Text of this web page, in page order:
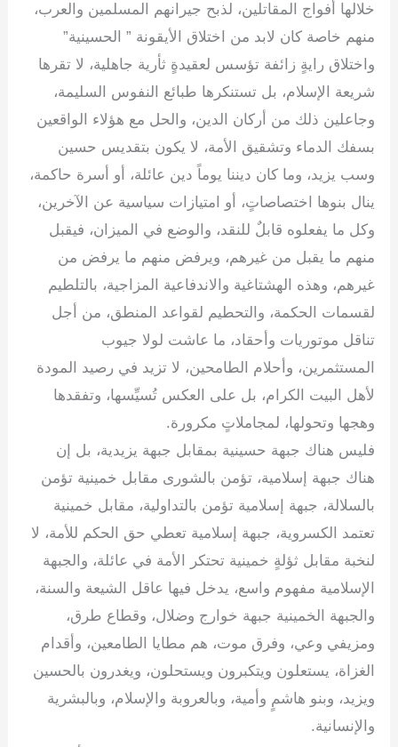
خلالها أفواج المقاتلين، لذبح جيرانهم المسلمين والعرب،
منهم خاصة كان لابد من اختلاق الأيقونة ” الحسينية”
واختلاق رايةٍ زائفة تؤسس لعقيدةٍ ثأرية جاهلية، لا تقرها
شريعة الإسلام، بل تستنكرها طبائع النفوس السليمة،
وجاعلين ذلك من أركان الدين، والحل مع هؤلاء الواقعين
بسفك الدماء وتشقيق الأمة، لا يكون بتقديس حسين
وسب يزيد، وما كان ديننا يوماً دين عائلة، أو أسرة حاكمة،
ينال بنوها اختصاصاتٍ، أو امتيازات سياسية عن الآخرين،
وكل ما يفعلوه قابلٌ للنقد، والوضع في الميزان، فيقبل
منهم ما يقبل من غيرهم، ويرفض منهم ما يرفض من
غيرهم، وهذه الهشتاغية والاندفاعية المزاجية، بالتلطيم
لقسمات الحكمة، والتحطيم لقواعد المنطق، من أجل
تناقل موتوريات وأحقاد، ما عاشت لولا جيوب
المستثمرين، وأحلام الطامحين، لا تزيد في رصيد المودة
لأهل البيت الكرام، بل على العكس تُسيِّسها، وتفقدها
وهجها وتحولها، لمجاملاتٍ مكرورة.
فليس هناك جبهة حسينية بمقابل جبهة يزيدية، بل إن
هناك جبهة إسلامية، تؤمن بالشورى مقابل خمينية تؤمن
بالسلالة، جبهة إسلامية تؤمن بالتداولية، مقابل خمينية
تعتمد الكسروية، جبهة إسلامية تعطي حق الحكم للأمة، لا
لنخبة مقابل ثؤلةٍ خمينية تحتكر الأمة في عائلة، والجبهة
الإسلامية مفهوم واسع، يدخل فيها عاقل الشيعة والسنة،
والجبهة الخمينية جبهة خوارج وضلال، وقطاع طرق،
ومزيفي وعي، وفرق موت، هم مطايا الطامعين، وأقدام
الغزاة، يستعلون ويتكبرون ويستحلون، ويغدرون بالحسين
ويزيد، وبنو هاشمٍ وأمية، وبالعروبة والإسلام، وبالبشرية
والإنسانية.